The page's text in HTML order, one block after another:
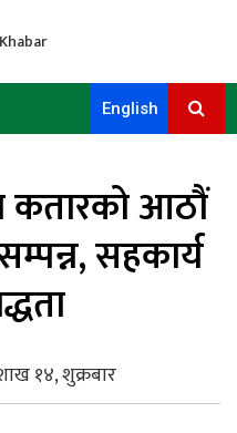
English
कतारको आठौं
सहकार्य
१४, शुक्रबार